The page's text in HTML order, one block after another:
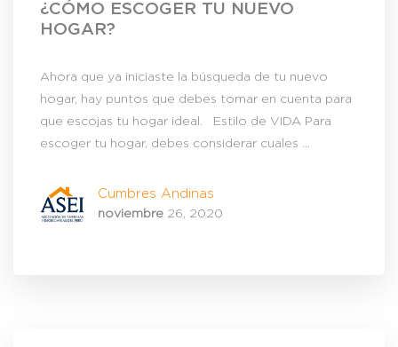
¿CÓMO ESCOGER TU NUEVO
HOGAR?
Ahora que ya iniciaste la búsqueda de tu nuevo
hogar, hay puntos que debes tomar en cuenta para
que escojas tu hogar ideal. Estilo de VIDA Para
escoger tu hogar, debes considerar cuales ...
Cumbres Andinas
noviembre 26, 2020